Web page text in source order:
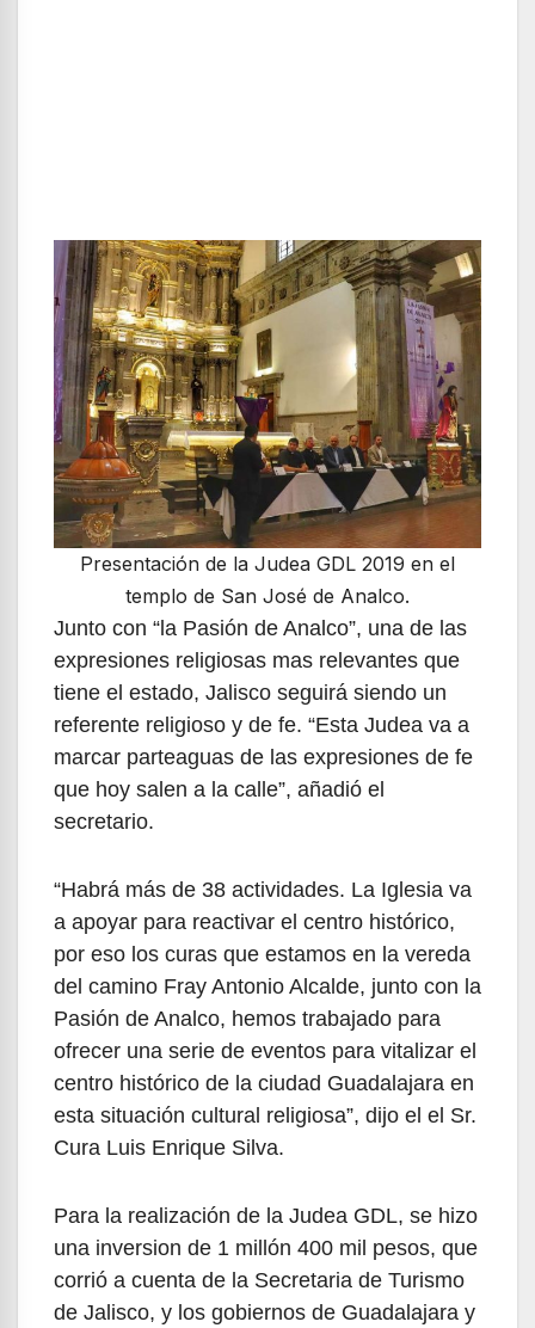
Presentación de la Judea GDL 2019 en el
templo de San José de Analco.
Junto con “la Pasión de Analco”, una de las
expresiones religiosas mas relevantes que
tiene el estado, Jalisco seguirá siendo un
referente religioso y de fe. “Esta Judea va a
marcar parteaguas de las expresiones de fe
que hoy salen a la calle”, añadió el
secretario.
“Habrá más de 38 actividades. La Iglesia va
a apoyar para reactivar el centro histórico,
por eso los curas que estamos en la vereda
del camino Fray Antonio Alcalde, junto con la
Pasión de Analco, hemos trabajado para
ofrecer una serie de eventos para vitalizar el
centro histórico de la ciudad Guadalajara en
esta situación cultural religiosa”, dijo el el Sr.
Cura Luis Enrique Silva.
Para la realización de la Judea GDL, se hizo
una inversion de 1 millón 400 mil pesos, que
corrió a cuenta de la Secretaria de Turismo
de Jalisco, y los gobiernos de Guadalajara y